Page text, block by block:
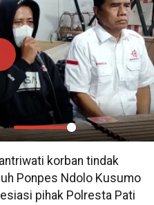
Settings
PIP
Play
korban tindak
Ponpes Ndolo Kusumo
pihak Polresta Pati